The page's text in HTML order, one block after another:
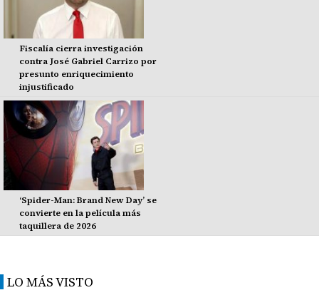
Fiscalía cierra investigación
contra José Gabriel Carrizo por
presunto enriquecimiento
injustificado
‘Spider-Man: Brand New Day’ se
convierte en la película más
taquillera de 2026
LO MÁS VISTO